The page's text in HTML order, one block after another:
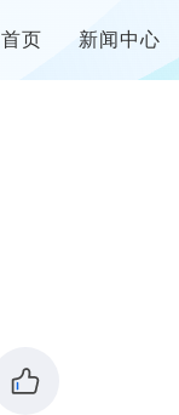
首页 新闻中心